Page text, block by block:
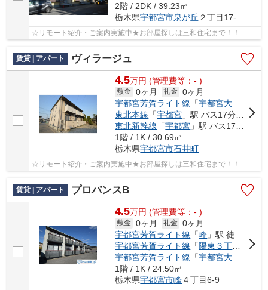
2階 / 2DK / 39.23㎡
栃木県宇都宮市泉が丘 ２丁目17-3４
☆リモート紹介・ご案内実施中★お部屋探しは三和住宅まで！！
賃貸 | アパート ヴィラージュ
4.5万円 (管理費等：- )
敷金 0ヶ月 礼金 0ヶ月
宇都宮芳賀ライト線 「宇都宮大学陽東キャンパス
東北本線 「宇都宮 」駅 バス17分 「工学部前（栃木県）」 停歩11分
東北新幹線 「宇都宮 」駅 バス17分 「工学部前（栃木県）」 停歩11分
1階 / 1K / 30.69㎡
栃木県宇都宮市石井町
☆リモート紹介・ご案内実施中★お部屋探しは三和住宅まで！！
賃貸 | アパート プロバンスB
4.5万円 (管理費等：- )
敷金 0ヶ月 礼金 0ヶ月
宇都宮芳賀ライト線 「峰 」駅 徒歩8分
宇都宮芳賀ライト線 「陽東３丁目
」駅
宇都宮芳賀ライト線 「宇都宮大学陽東キャンパス
1階 / 1K / 24.50㎡
栃木県宇都宮市峰４丁目6-9